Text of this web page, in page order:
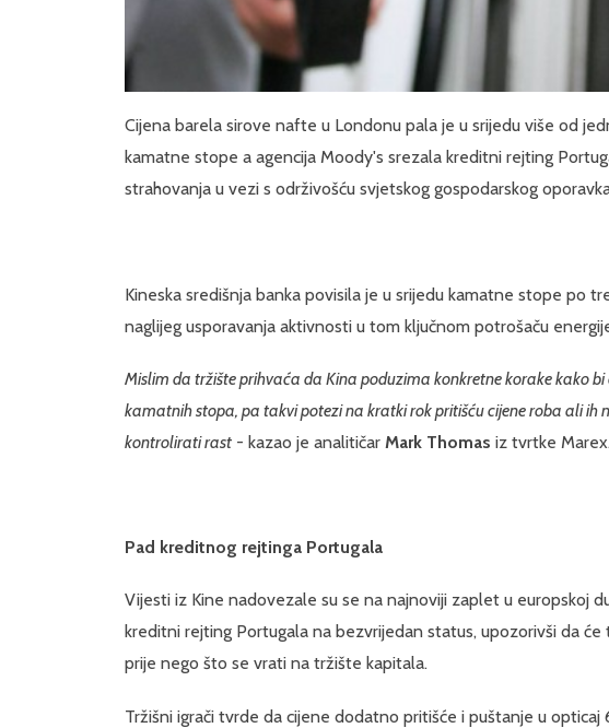
Cijena barela sirove nafte u Londonu pala je u srijedu više od
kamatne stope a agencija Moody's srezala kreditni rejting
strahovanja u vezi s održivošću svjetskog gospodarskog
Kineska središnja banka povisila je u srijedu kamatne stope po
naglijeg usporavanja aktivnosti u tom ključnom potrošaču
Mislim da tržište prihvaća da Kina poduzima konkretne korake kako
kamatnih stopa, pa takvi potezi na kratki rok pritišću cijene roba ali ih
kontrolirati rast - kazao je analitičar Mark Thomas iz tvrtke Marex.
Pad kreditnog rejtinga Portugala
Vijesti iz Kine nadovezale su se na najnoviji zaplet u europskoj
kreditni rejting Portugala na bezvrijedan status, upozorivši da
prije nego što se vrati na tržište kapitala.
Tržišni igrači tvrde da cijene dodatno pritišće i puštanje u